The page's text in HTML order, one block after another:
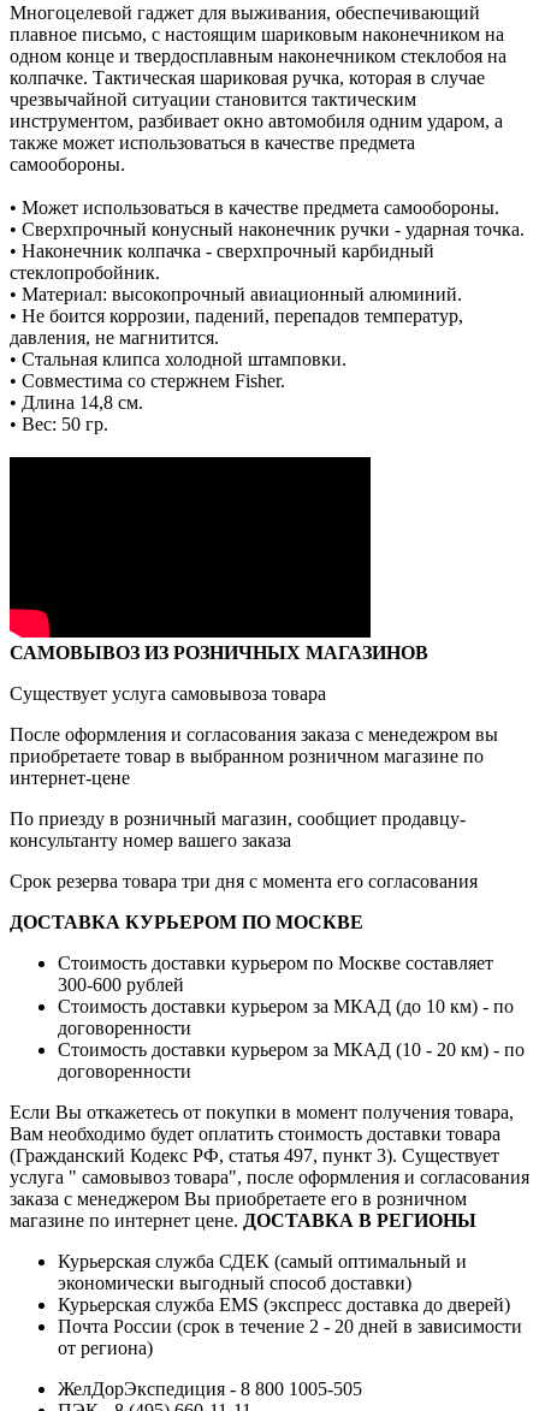
Многоцелевой гаджет для выживания, обеспечивающий
плавное письмо, с настоящим шариковым наконечником на
одном конце и твердосплавным наконечником стеклобоя на
колпачке. Тактическая шариковая ручка, которая в случае
чрезвычайной ситуации становится тактическим
инструментом, разбивает окно автомобиля одним ударом, а
также может использоваться в качестве предмета
самообороны.
• Может использоваться в качестве предмета самообороны.
• Сверхпрочный конусный наконечник ручки - ударная точка.
• Наконечник колпачка - сверхпрочный карбидный
стеклопробойник.
• Материал: высокопрочный авиационный алюминий.
• Не боится коррозии, падений, перепадов температур,
давления, не магнитится.
• Стальная клипса холодной штамповки.
• Совместима со стержнем Fisher.
• Длина 14,8 см.
• Вес: 50 гр.
САМОВЫВОЗ ИЗ РОЗНИЧНЫХ МАГАЗИНОВ
Существует услуга самовывоза товара
После оформления и согласования заказа с менедежром вы
приобретаете товар в выбранном розничном магазине по
интернет-цене
По приезду в розничный магазин, сообщиет продавцу-
консультанту номер вашего заказа
Срок резерва товара три дня с момента его согласования
ДОСТАВКА КУРЬЕРОМ ПО МОСКВЕ
Стоимость доставки курьером по Москве составляет
300-600 рублей
Стоимость доставки курьером за МКАД (до 10 км) - по
договоренности
Стоимость доставки курьером за МКАД (10 - 20 км) - по
договоренности
Если Вы откажетесь от покупки в момент получения товара,
Вам необходимо будет оплатить стоимость доставки товара
(Гражданский Кодекс РФ, статья 497, пункт 3). Существует
услуга " самовывоз товара", после оформления и согласования
заказа с менеджером Вы приобретаете его в розничном
магазине по интернет цене. ДОСТАВКА В РЕГИОНЫ
Курьерская служба СДЕК (самый оптимальный и
экономически выгодный способ доставки)
Курьерская служба EMS (экспресс доставка до дверей)
Почта России (срок в течение 2 - 20 дней в зависимости
от региона)
ЖелДорЭкспедиция - 8 800 1005-505